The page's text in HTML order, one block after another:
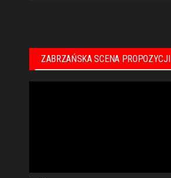
ZABRZAŃSKA SCENA PROPOZYCJI